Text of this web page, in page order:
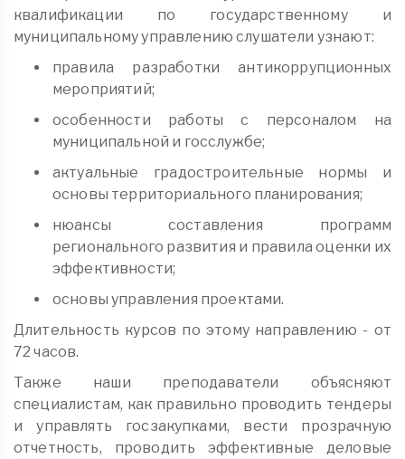
квалификации по государственному и
муниципальному управлению слушатели узнают:
правила разработки антикоррупционных
мероприятий;
особенности работы с персоналом на
муниципальной и госслужбе;
актуальные градостроительные нормы и
основы территориального планирования;
нюансы составления программ
регионального развития и правила оценки их
эффективности;
основы управления проектами.
Длительность курсов по этому направлению - от
72 часов.
Также наши преподаватели объясняют
специалистам, как правильно проводить тендеры
и управлять госзакупками, вести прозрачную
отчетность, проводить эффективные деловые